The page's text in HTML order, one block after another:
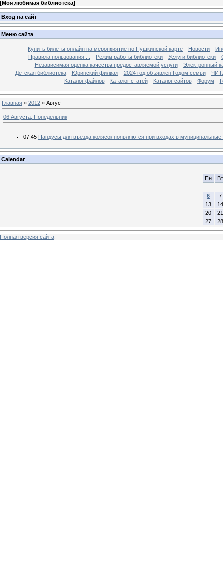
[Моя любимая библиотека]
Вход на сайт
Меню сайта
Купить билеты онлайн на мероприятие по Пушкинской карте Новости
Правила пользования ...
Режим работы библиотеки Услуги библиотеки
Независимая оценка качества предоставляемой услуги
Электронный
Детская библиотека
Юринский филиал 2024 год объявлен Годом семьи
Каталог файлов
Каталог статей Каталог сайтов Форум
Главная » 2012 » Август
06 Августа, Понедельник
07:45 Пандусы для въезда колясок появляются при входах в
Calendar
Пн
Вт
6
7
13
14
20
21
27
28
Полная версия сайта